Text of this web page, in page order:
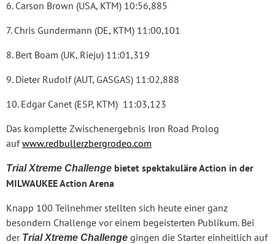
6. Carson Brown (USA, KTM) 10:56,885
7. Chris Gundermann (DE, KTM) 11:00,101
8. Bert Boam (UK, Rieju) 11:01,319
9. Dieter Rudolf (AUT, GASGAS) 11:02,888
10. Edgar Canet (ESP, KTM) 11:03,123
Das komplette Zwischenergebnis Iron Road Prolog
aufwww.redbullerzbergrodeo.com
Trial Xtreme Challenge bietet spektakuläre Action in der
MILWAUKEE Action Arena
Knapp 100 Teilnehmer stellten sich heute einer ganz
besondern Challenge vor einem begeisterten Publikum. Bei
der Trial Xtreme Challenge gingen die Starter einheitlich auf